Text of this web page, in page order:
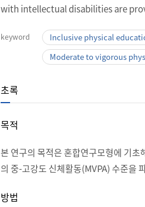
with intellectual disabilities are
keyword Inclusive physical
Moderate to vigorous
초록
목적
본 연구의 목적은 혼합연구모형에 기
의 중-고강도 신체활동(MVPA) 수준을
방법